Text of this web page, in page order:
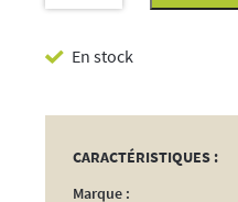
En stock
Stick
Pomme
CARACTÉRISTIQUES :
Marque :